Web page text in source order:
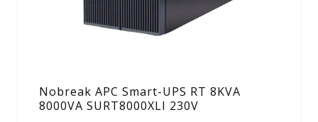
Nobreak APC Smart-UPS RT 8KVA
8000VA SURT8000XLI 230V